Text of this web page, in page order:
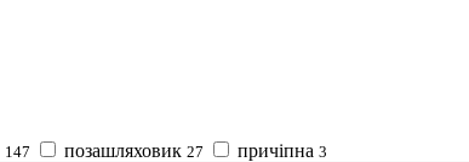
147 позашляховик 27 причіпна 3